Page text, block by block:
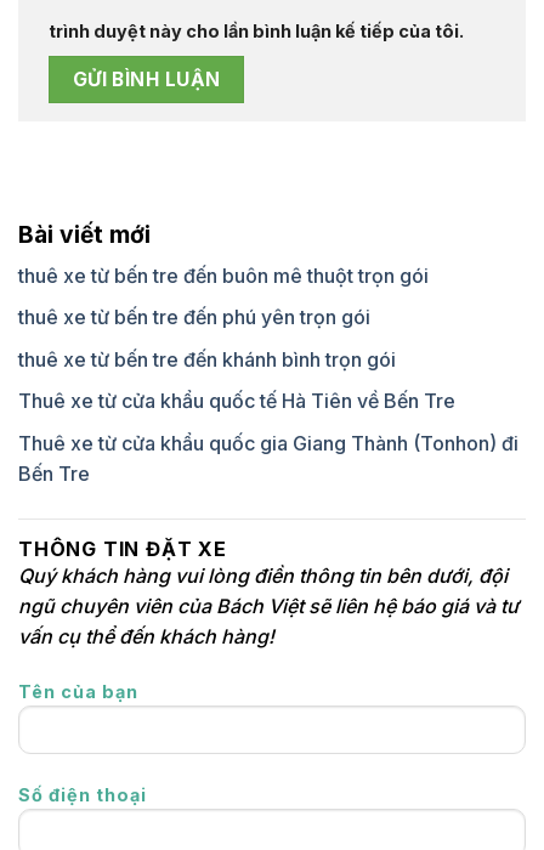
trình duyệt này cho lần bình luận kế tiếp của tôi.
Bài viết mới
thuê xe từ bến tre đến buôn mê thuột trọn gói
thuê xe từ bến tre đến phú yên trọn gói
thuê xe từ bến tre đến khánh bình trọn gói
Thuê xe từ cửa khẩu quốc tế Hà Tiên về Bến Tre
Thuê xe từ cửa khẩu quốc gia Giang Thành (Tonhon) đi
Bến Tre
THÔNG TIN ĐẶT XE
Quý khách hàng vui lòng điền thông tin bên dưới, đội
ngũ chuyên viên của Bách Việt sẽ liên hệ báo giá và tư
vấn cụ thể đến khách hàng!
Tên của bạn
Số điện thoại